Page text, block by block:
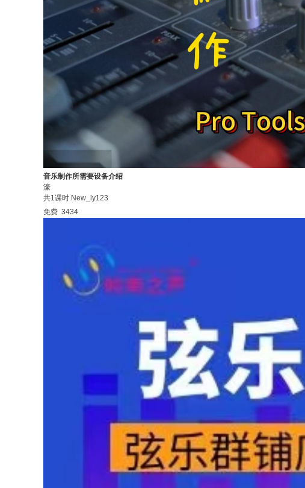
音乐制作所需要设备介绍
濠
共1课时 New_ly123
免费 3434